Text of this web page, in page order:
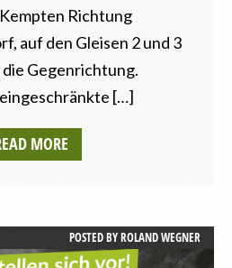
Richtung
auf den Gleisen 2 und 3
die Gegenrichtung.
[…]
MORE
POSTED BYROLAND WEGNER